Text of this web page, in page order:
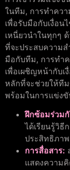
ในทีม, การทำคว
เพื่อรับมือกับเงื่อ
เหนี่ยวนำในทุกๆ
ที่จะประสบความส
มือกับทีม, การทำ
เพื่อเผชิญหน้ากับ
หลักที่จะช่วยให้ที
พร้อมในการแข่ง
ฝึกซ้อมร่วม
ได้เรียนรู้วิ
ประสิทธิภา
การสื่อสาร:
แสดงความ